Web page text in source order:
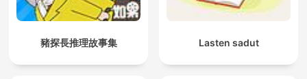
豬探長推理故事集 Lasten sadut